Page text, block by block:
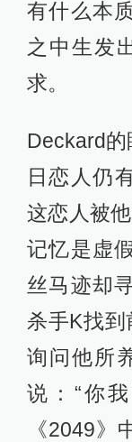
有什么本
之中生发
求。
Deckard
日恋人仍
这恋人被
记忆是虚
丝马迹却
杀手K找到
询问他所
说：“你
《2049》